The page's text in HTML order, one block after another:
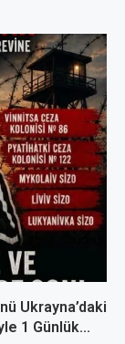
Ukrayna’daki
1 Günlük...